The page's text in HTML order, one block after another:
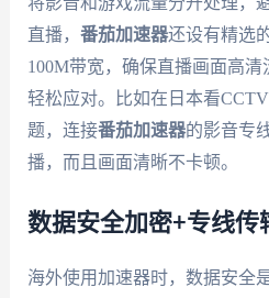
直播， 番茄加速器还设有精选
100M带宽，确保直播画面高
轻松应对。比如在日本看
题，连接番茄加速器的影音专
播，而且画面清晰不卡顿。
数据安全加密+专线传
海外使用加速器时，数据安全